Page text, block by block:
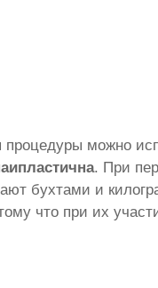
можно
ипластична. При
бухтами и
что при их